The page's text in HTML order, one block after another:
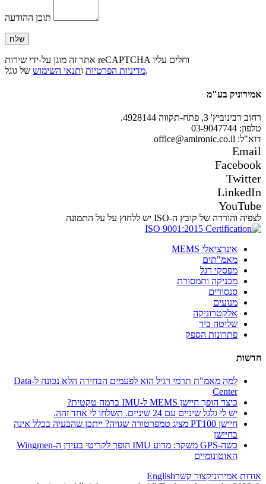
אתר זה מוגן על-ידי שירות reCAPTCHA וחלים עליו
מדיניות הפרטיות ותנאי השימוש של גוגל.
אמירוניק בע"מ
רחוב רבינוביץ' 3, פתח-תקווה 4928144.
טלפון: 03-9047744
דוא"ל: office@amironic.co.il
Email
Facebook
Twitter
LinkedIn
YouTube
לצפיה והורדה של קובץ ה-ISO יש ללחוץ על על התמונה
אינרציאלי MEMS
מאמ"תים
מפסקי רגל
מכניקה ותמסורת
סנסורים
מנועים
אלקטרוניקה
שליטה ביד
פתרונות הספק
חדשות
למה מאמ"ת תרמי רגיל הוא לפעמים הבחירה הלא נכונה ל-Data
Center
כיצד הופך חיישן MEMS ל-IMU ברמה טקטית?
יש לי גלגל שיניים עם 24 שיניים. תשלחו לי אחד זהה.
חיישן PT100 מציג טמפרטורה שגויה? ייתכן שהבעיה בכלל אינה
בחיישן
כשה-GPS משקר: מדוע IMU הופך לקריטי בעידן ה-Wingmen
האוטונומיים
אודות אמירוניקצור קשרEnglish